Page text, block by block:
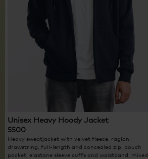
Unisex Heavy Hoody Jacket
5500
Heavy sweatjacket with velvet fleece, raglan,
drawstring, full-length and concealed zip, pouch
pocket, elastane sleeve cuffs and waistband, mixed